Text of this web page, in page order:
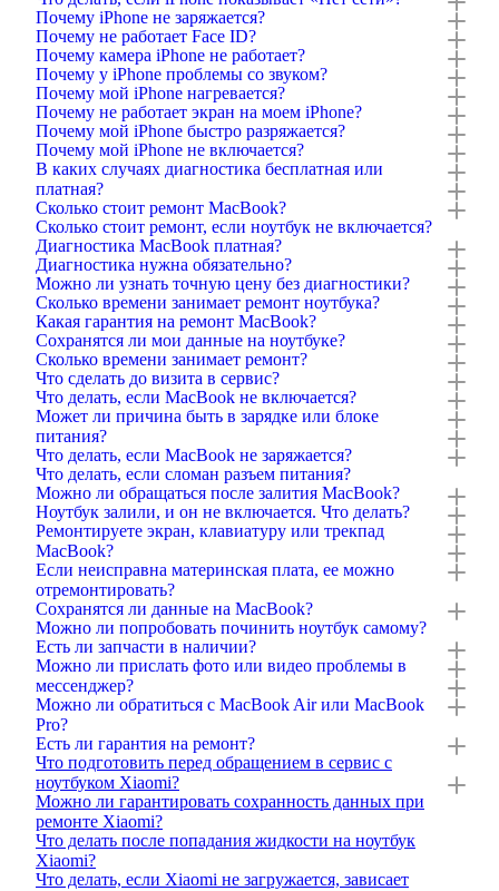
Почему iPhone не заряжается?
Почему не работает Face ID?
Почему камера iPhone не работает?
Почему у iPhone проблемы со звуком?
Почему мой iPhone нагревается?
Почему не работает экран на моем iPhone?
Почему мой iPhone быстро разряжается?
Почему мой iPhone не включается?
В каких случаях диагностика бесплатная или
платная?
Сколько стоит ремонт MacBook?
Сколько стоит ремонт, если ноутбук не включается?
Диагностика MacBook платная?
Диагностика нужна обязательно?
Можно ли узнать точную цену без диагностики?
Сколько времени занимает ремонт ноутбука?
Какая гарантия на ремонт MacBook?
Сохранятся ли мои данные на ноутбуке?
Сколько времени занимает ремонт?
Что сделать до визита в сервис?
Что делать, если MacBook не включается?
Может ли причина быть в зарядке или блоке
питания?
Что делать, если MacBook не заряжается?
Что делать, если сломан разъем питания?
Можно ли обращаться после залития MacBook?
Ноутбук залили, и он не включается. Что делать?
Ремонтируете экран, клавиатуру или трекпад
MacBook?
Если неисправна материнская плата, ее можно
отремонтировать?
Сохранятся ли данные на MacBook?
Можно ли попробовать починить ноутбук самому?
Есть ли запчасти в наличии?
Можно ли прислать фото или видео проблемы в
мессенджер?
Можно ли обратиться с MacBook Air или MacBook
Pro?
Есть ли гарантия на ремонт?
Что подготовить перед обращением в сервис с
ноутбуком Xiaomi?
Можно ли гарантировать сохранность данных при
ремонте Xiaomi?
Что делать после попадания жидкости на ноутбук
Xiaomi?
Что делать, если Xiaomi не загружается, зависает